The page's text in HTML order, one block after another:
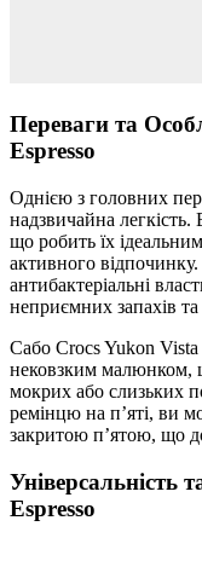
Переваги та
Espresso
Однією з головних
надзвичайна
що робить їх
активного
антибактеріальні
неприємних запахів та
Сабо Crocs Yukon
нековзким малюнком,
мокрих або слизьких
ремінцю на п’яті, ви
закритою п’ятою, що
Універсальність
Espresso